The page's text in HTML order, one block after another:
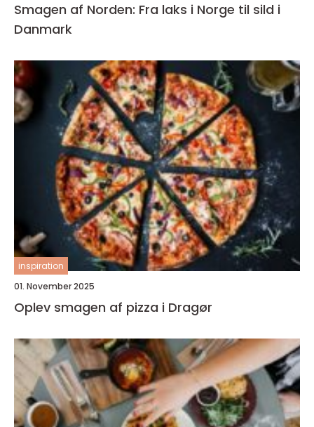
Smagen af Norden: Fra laks i Norge til sild i
Danmark
inspiration
01. November 2025
Oplev smagen af pizza i Dragør